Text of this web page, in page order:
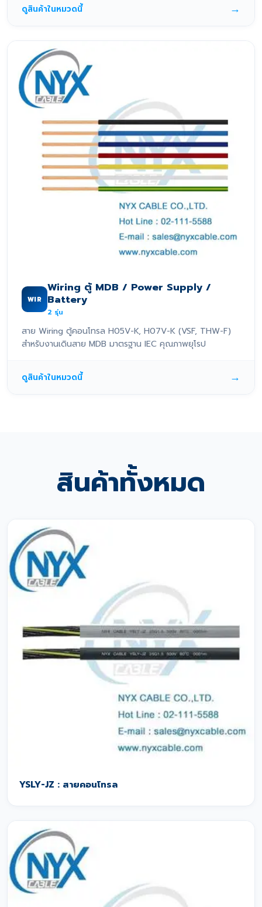
ดูสินค้าในหมวดนี้ →
WIR
Wiring ตู้ MDB / Power Supply /
Battery
2 รุ่น
สาย Wiring ตู้คอนโทรล H05V-K, H07V-K (VSF, THW-F)
สำหรับงานเดินสาย MDB มาตรฐาน IEC คุณภาพยุโรป
ดูสินค้าในหมวดนี้ →
สินค้าทั้งหมด
YSLY-JZ : สายคอนโทรล